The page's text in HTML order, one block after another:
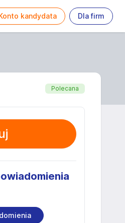
kandydata Dla firm
Polecana